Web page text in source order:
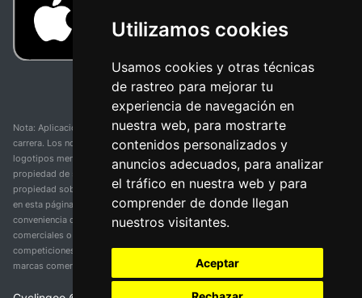
Utilizamos cookies
Usamos cookies y otras técnicas
de rastreo para mejorar tu
experiencia de navegación en
nuestra web, para mostrarte
contenidos personalizados y
anuncios adecuados, para analizar
el tráfico en nuestra web y para
comprender de donde llegan
nuestros visitantes.
Aceptar
Nota: Aplicación y web no oficial y no relacionada con ninguna organización o
carrera. Los nombres de equipos, competiciones, marcas comerciales y
logotipos mencionados en esta página de resultados de ciclismo son
propiedad de sus respectivos dueños. No tenemos afiliación, patrocinio ni
propiedad sobre estas marcas comerciales. Toda la información proporcionada
en esta página se presenta únicamente con fines informativos y para la
conveniencia de nuestros usuarios. Cualquier uso de nombres, marcas
comerciales o logotipos tiene el único propósito de identificar equipos y
competiciones y no implica asociación o respaldo. Todos los derechos de las
marcas comerciales mencionadas aquí pertenecen a sus propietarios legítimos.